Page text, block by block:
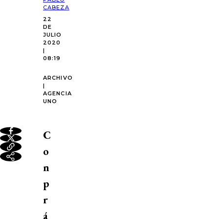
CABEZA
22
DE
JULIO
2020
|
08:19
ARCHIVO
|
AGENCIA
UNO
C
o
n
p
r
á